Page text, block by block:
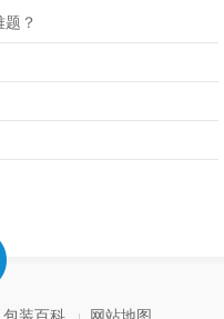
设计定制
？